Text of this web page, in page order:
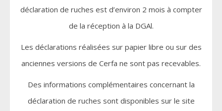
déclaration de ruches est d’environ 2 mois à compter
de la réception à la DGAl.
Les déclarations réalisées sur papier libre ou sur des
anciennes versions de Cerfa ne sont pas recevables.
Des informations complémentaires concernant la
déclaration de ruches sont disponibles sur le site